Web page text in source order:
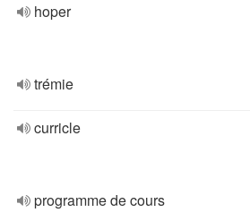
hoper
trémie
curricle
programme de cours